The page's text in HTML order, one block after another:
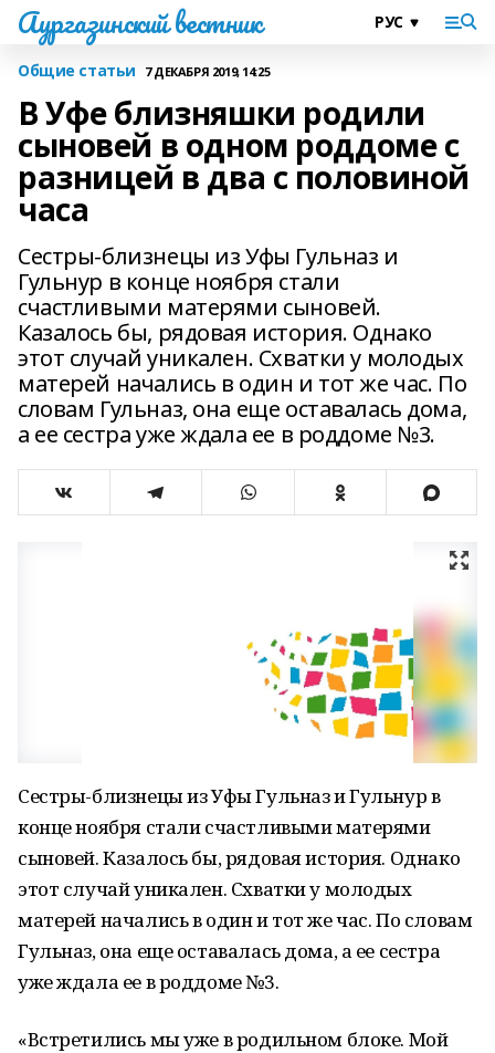
Аургазинский вестник
Общие статьи 7 ДЕКАБРЯ 2019, 14:25
В Уфе близняшки родили
сыновей в одном роддоме с
разницей в два с половиной
часа
Сестры-близнецы из Уфы Гульназ и
Гульнур в конце ноября стали
счастливыми матерями сыновей.
Казалось бы, рядовая история. Однако
этот случай уникален. Схватки у молодых
матерей начались в один и тот же час. По
словам Гульназ, она еще оставалась дома,
а ее сестра уже ждала ее в роддоме №3.
Сестры-близнецы из Уфы Гульназ и Гульнур в
конце ноября стали счастливыми матерями
сыновей. Казалось бы, рядовая история. Однако
этот случай уникален. Схватки у молодых
матерей начались в один и тот же час. По словам
Гульназ, она еще оставалась дома, а ее сестра
уже ждала ее в роддоме №3.
«Встретились мы уже в родильном блоке. Мой